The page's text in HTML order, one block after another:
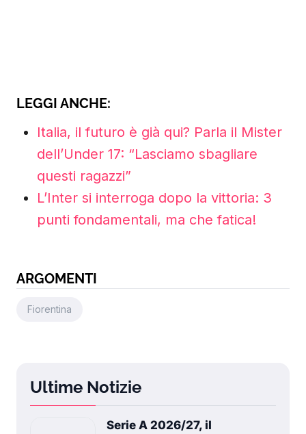
LEGGI ANCHE:
Italia, il futuro è già qui? Parla il Mister
dell’Under 17: “Lasciamo sbagliare
questi ragazzi”
L’Inter si interroga dopo la vittoria: 3
punti fondamentali, ma che fatica!
ARGOMENTI
Fiorentina
Ultime Notizie
Serie A 2026/27, il